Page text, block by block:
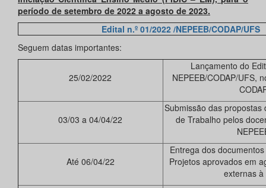
período de setembro de 2022 a agosto de 2023.
Edital n.º 01/2022 /NEPEEB/CODAP/UFS
Seguem datas importantes:
25/02/2022
Lançamento do
NEPEEB/CODAP/UFS,
03/03 a 04/04/22
Submissão das propostas
de Trabalho pelos
Até 06/04/22
Entrega dos
Projetos aprovados em
externas à